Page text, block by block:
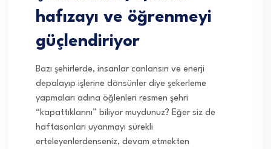
hafızayı ve öğrenmeyi
güçlendiriyor
Bazı şehirlerde, insanlar canlansın ve enerji
depalayıp işlerine dönsünler diye şekerleme
yapmaları adına öğlenleri resmen şehri
“kapattıklarını” biliyor muydunuz? Eğer siz de
haftasonları uyanmayı sürekli
erteleyenlerdenseniz, devam etmekten